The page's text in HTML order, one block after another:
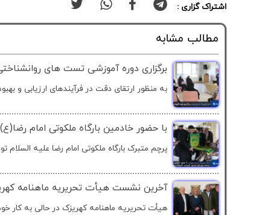
اشتراک گزاری :
مطالب مشابه
برگزاری دوره آموزشی تست ‌های
به منظور ارتقای دقت در فرآیندهای ارزیابی و
با حضور خادمین بارگاه ملکوتی امام
پرچم متبرک بارگاه ملکوتی امام رضا علیه السلام
آخرین نشست هیأت تحریریه ماهنامه
هیأت تحریریه ماهنامه کهریزک در حالی به کار